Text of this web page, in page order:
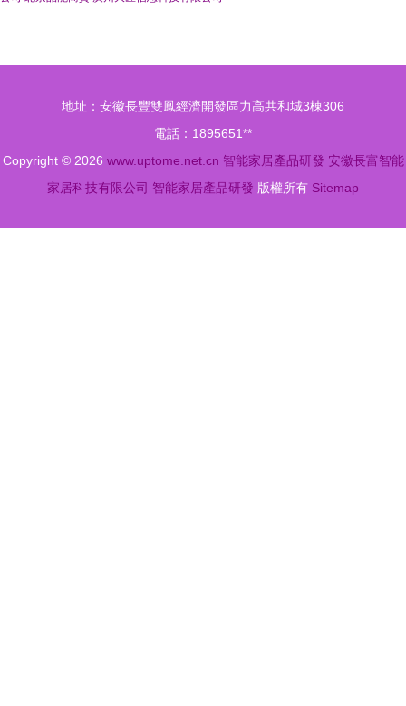
地址：安徽長豐雙鳳經濟開發區力高共和城3棟306
電話：1895651**
Copyright © 2026 www.uptome.net.cn 智能家居產品研發 安徽長富智能
家居科技有限公司 智能家居產品研發 版權所有 Sitemap